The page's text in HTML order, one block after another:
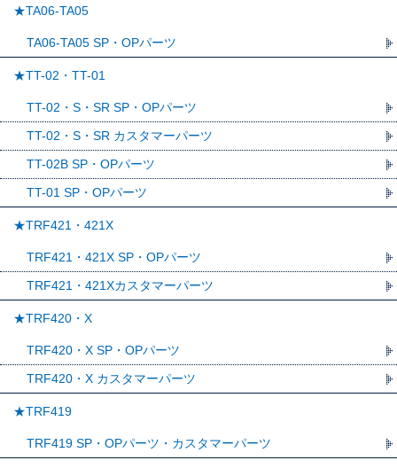
★TA06-TA05
TA06-TA05 SP・OPパーツ
★TT-02・TT-01
TT-02・S・SR SP・OPパーツ
TT-02・S・SR カスタマーパーツ
TT-02B SP・OPパーツ
TT-01 SP・OPパーツ
★TRF421・421X
TRF421・421X SP・OPパーツ
TRF421・421Xカスタマーパーツ
★TRF420・X
TRF420・X SP・OPパーツ
TRF420・X カスタマーパーツ
★TRF419
TRF419 SP・OPパーツ・カスタマーパーツ